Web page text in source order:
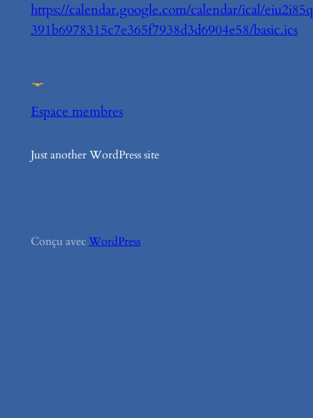
https://calendar.google.com/calendar/ical/
391b6978315c7e365f7938d3d6904e58/basic.ics
Espace membres
Just another WordPress site
Conçu avecWordPress